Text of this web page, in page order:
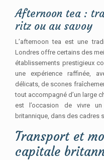
Afternoon tea :
ritz ou au savoy
L’afternoon tea est une
Londres offre certains des
établissements prestigieux
une expérience raffinée,
délicats, de scones
tout accompagné d’un large
est l’occasion de vivre un
britannique, dans des cadres
Transport et
capitale